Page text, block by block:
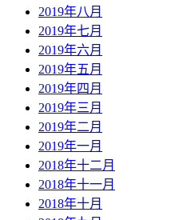
2019年八月
2019年七月
2019年六月
2019年五月
2019年四月
2019年三月
2019年二月
2019年一月
2018年十二月
2018年十一月
2018年十月